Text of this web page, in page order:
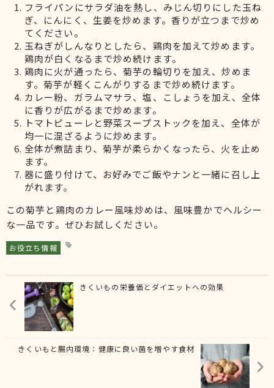
フライパンにサラダ油を熱し、みじん切りにした玉ね
ぎ、にんにく、生姜を炒めます。香りが立つまで炒め
てください。
玉ねぎがしんなりとしたら、鶏肉を加えて炒めます。
鶏肉が白くなるまで炒め続けます。
鶏肉に火が通ったら、菊芋の輪切りを加え、炒めま
す。菊芋が軽くこんがりするまで炒め続けます。
カレー粉、ガラムマサラ、塩、こしょうを加え、全体
に香りが広がるまで炒めます。
トマトピューレと野菜スープストックを加え、全体が
均一に混ざるように炒めます。
全体が煮詰まり、菊芋が柔らかくなったら、火を止め
ます。
器に盛り付けて、お好みでご飯やナンと一緒に召し上
がれます。
この菊芋と鶏肉のカレー風味炒めは、風味豊かでヘルシー
な一品です。ぜひお試しください。
お役立ち情報
きくいもの栄養価とダイエットへの効果
きくいもと腸内環境：健康に良い菌を増やす食材